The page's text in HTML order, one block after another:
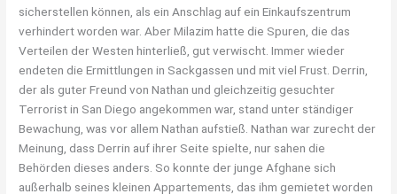
sicherstellen können, als ein Anschlag auf ein Einkaufszentrum
verhindert worden war. Aber Milazim hatte die Spuren, die das
Verteilen der Westen hinterließ, gut verwischt. Immer wieder
endeten die Ermittlungen in Sackgassen und mit viel Frust. Derrin,
der als guter Freund von Nathan und gleichzeitig gesuchter
Terrorist in San Diego angekommen war, stand unter ständiger
Bewachung, was vor allem Nathan aufstieß. Nathan war zurecht der
Meinung, dass Derrin auf ihrer Seite spielte, nur sahen die
Behörden dieses anders. So konnte der junge Afghane sich
außerhalb seines kleinen Appartements, das ihm gemietet worden